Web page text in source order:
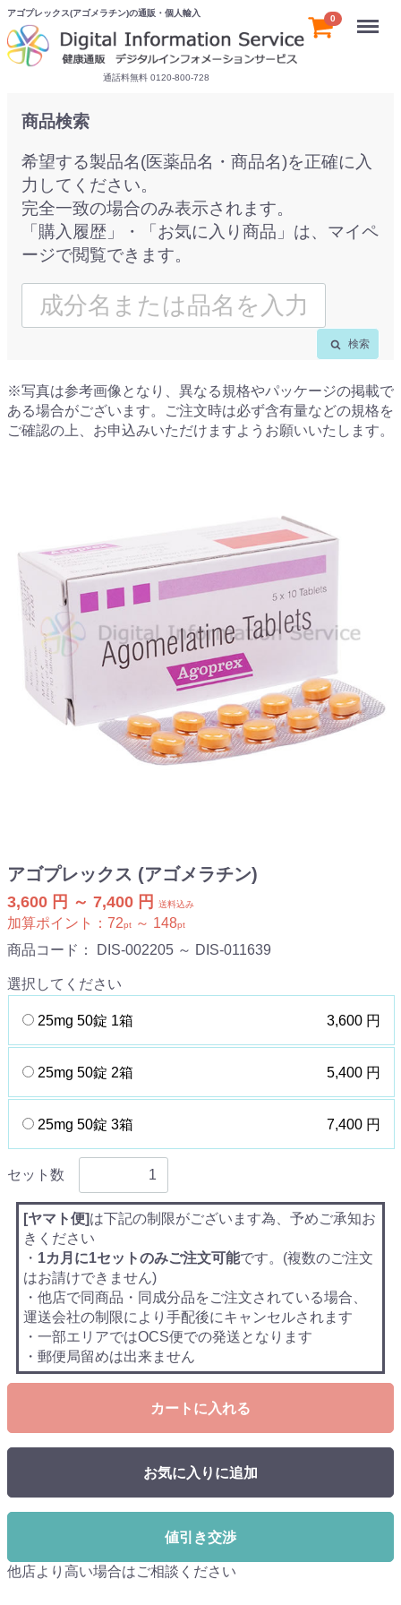
アゴプレックス(アゴメラチン)の通販・個人輸入
通話料無料 0120-800-728
0 Menu
商品検索
希望する製品名(医薬品名・商品名)を正確に入
力してください。
完全一致の場合のみ表示されます。
「購入履歴」・「お気に入り商品」は、マイペ
ージで閲覧できます。
検索
※写真は参考画像となり、異なる規格やパッケージの掲載で
ある場合がございます。ご注文時は必ず含有量などの規格を
ご確認の上、お申込みいただけますようお願いいたします。
アゴプレックス (アゴメラチン)
3,600 円 ～ 7,400 円 送料込み
加算ポイント： 72pt ～ 148pt
商品コード： DIS-002205 ～ DIS-011639
選択してください
25mg 50錠 1箱 3,600 円
25mg 50錠 2箱 5,400 円
25mg 50錠 3箱 7,400 円
セット数
[ヤマト便]は下記の制限がございます為、予めご承知お
きください
・ 1カ月に1セットのみご注文可能です。(複数のご注文
はお請けできません)
・他店で同商品・同成分品をご注文されている場合、
運送会社の制限により手配後にキャンセルされます
・一部エリアではOCS便での発送となります
・郵便局留めは出来ません
カートに入れる
お気に入りに追加
値引き交渉
他店より高い場合はご相談ください